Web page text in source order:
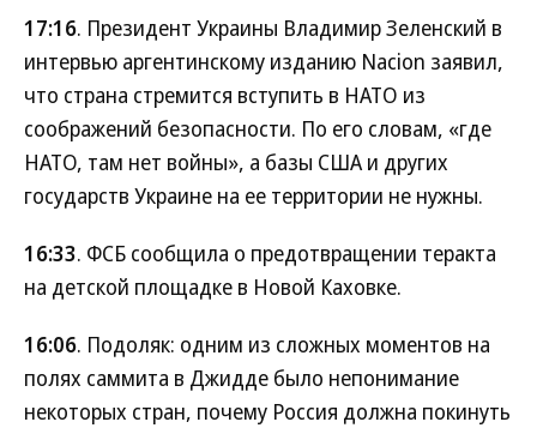
17:16. Президент Украины Владимир Зеленский в
интервью аргентинскому изданию Nacion заявил,
что страна стремится вступить в НАТО из
соображений безопасности. По его словам, «где
НАТО, там нет войны», а базы США и других
государств Украине на ее территории не нужны.
16:33. ФСБ сообщила о предотвращении теракта
на детской площадке в Новой Каховке.
16:06. Подоляк: одним из сложных моментов на
полях саммита в Джидде было непонимание
некоторых стран, почему Россия должна покинуть